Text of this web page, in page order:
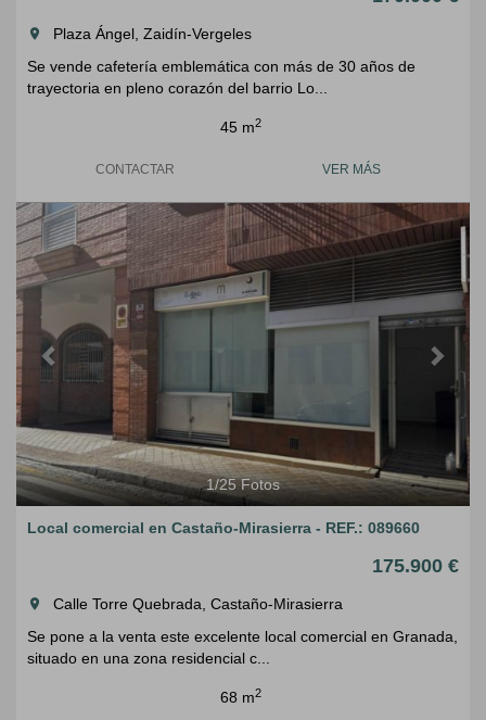
room
Plaza Ángel, Zaidín-Vergeles
Se vende cafetería emblemática con más de 30 años de
trayectoria en pleno corazón del barrio Lo...
45 m2
CONTACTAR VER MÁS
Previous Next
1/25Fotos
Local comercial en Castaño-Mirasierra - REF.: 089660
175.900 €
room
Calle Torre Quebrada, Castaño-Mirasierra
Se pone a la venta este excelente local comercial en Granada,
situado en una zona residencial c...
68 m2